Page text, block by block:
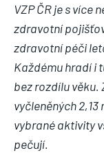
VZP ČR je s více
zdravotní
zdravotní péči
Každému hradí i
bez rozdílu věku.
vyčleněných
vybrané aktivity
pečují.